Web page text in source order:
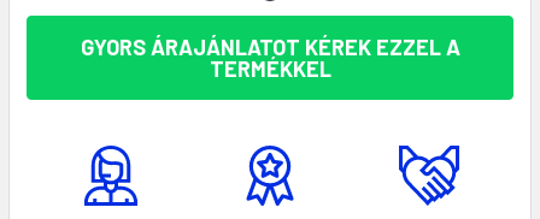
GYORS ÁRAJÁNLATOT KÉREK EZZEL A
TERMÉKKEL